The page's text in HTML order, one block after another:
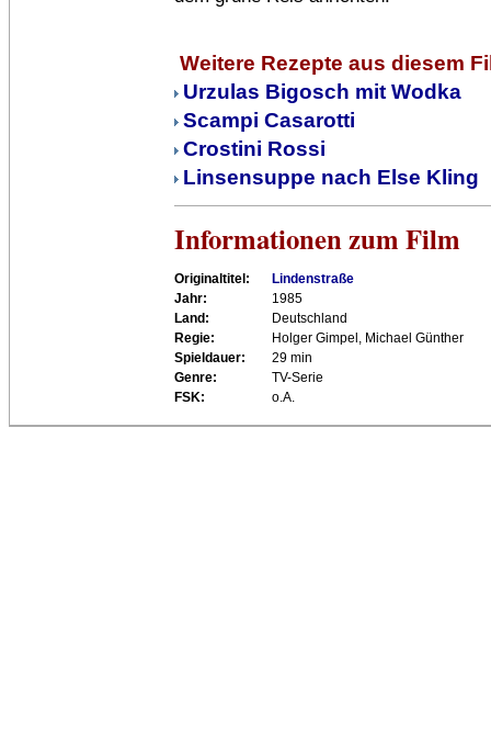
Weitere Rezepte aus diesem
Urzulas Bigosch mit Wodka
Scampi Casarotti
Crostini Rossi
Linsensuppe nach Else Kling
Informationen zum Film
Originaltitel:
Lindenstraße
Jahr:
1985
Land:
Deutschland
Regie:
Holger Gimpel, Michael Günther
Spieldauer:
29 min
Genre:
TV-Serie
FSK:
o.A.